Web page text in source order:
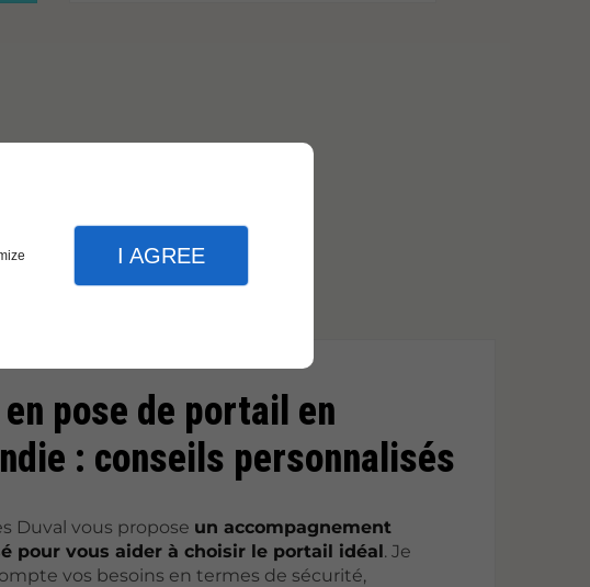
I AGREE
pose de portail en
: conseils personnalisés
Duval vous propose un accompagnement
pour vous aider à choisir le portail idéal. Je
vos besoins en termes de sécurité,